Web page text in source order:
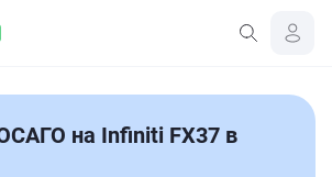
на Infiniti FX37 в